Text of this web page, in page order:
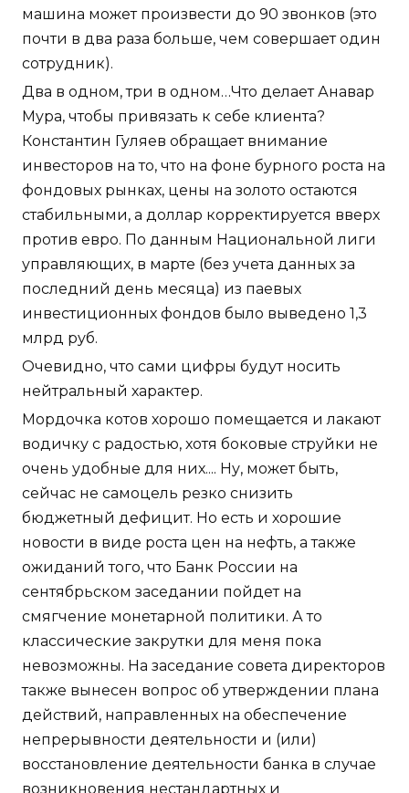
машина может произвести до 90 звонков (это
почти в два раза больше, чем совершает один
сотрудник).
Два в одном, три в одном…Что делает Анавар
Мура, чтобы привязать к себе клиента?
Константин Гуляев обращает внимание
инвесторов на то, что на фоне бурного роста на
фондовых рынках, цены на золото остаются
стабильными, а доллар корректируется вверх
против евро. По данным Национальной лиги
управляющих, в марте (без учета данных за
последний день месяца) из паевых
инвестиционных фондов было выведено 1,3
млрд руб.
Очевидно, что сами цифры будут носить
нейтральный характер.
Мордочка котов хорошо помещается и лакают
водичку с радостью, хотя боковые струйки не
очень удобные для них.... Ну, может быть,
сейчас не самоцель резко снизить
бюджетный дефицит. Но есть и хорошие
новости в виде роста цен на нефть, а также
ожиданий того, что Банк России на
сентябрьском заседании пойдет на
смягчение монетарной политики. А то
классические закрутки для меня пока
невозможны. На заседание совета директоров
также вынесен вопрос об утверждении плана
действий, направленных на обеспечение
непрерывности деятельности и (или)
восстановление деятельности банка в случае
возникновения нестандартных и